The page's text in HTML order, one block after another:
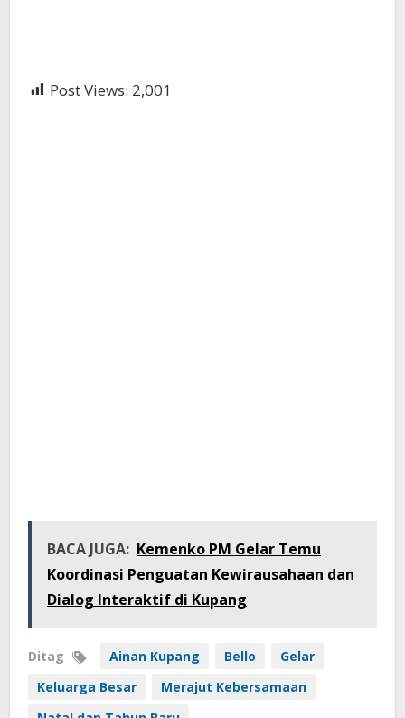
Post Views: 2,001
BACA JUGA: Kemenko PM Gelar Temu
Koordinasi Penguatan Kewirausahaan dan
Dialog Interaktif di Kupang
Ditag Ainan Kupang Bello
Gelar
Keluarga Besar
Merajut Kebersamaan